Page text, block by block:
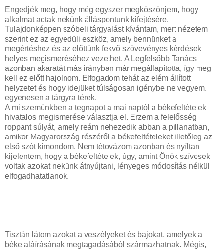
Engedjék meg, hogy még egyszer megköszönjem, hogy
alkalmat adtak nekünk álláspontunk kifejtésére.
Tulajdonképpen szóbeli tárgyalást kívántam, mert nézetem
szerint ez az egyedüli eszköz, amely bennünket a
megértéshez és az előttünk fekvő szövevényes kérdések
helyes megismeréséhez vezethet. A Legfelsőbb Tanács
azonban akaratát más irányban már megállapította, így meg
kell ez előtt hajolnom. Elfogadom tehát az elém állított
helyzetet és hogy idejüket túlságosan igénybe ne vegyem,
egyenesen a tárgyra térek.
A mi szemünkben a tegnapot a mai naptól a békefeltételek
hivatalos megismerése választja el. Érzem a felelősség
roppant súlyát, amely reám nehezedik abban a pillanatban,
amikor Magyarország részéről a békefeltételeket illetőleg az
első szót kimondom. Nem tétovázom azonban és nyíltan
kijelentem, hogy a békefeltételek, úgy, amint Önök szívesek
voltak azokat nekünk átnyújtani, lényeges módosítás nélkül
elfogadhatatlanok.
Tisztán látom azokat a veszélyeket és bajokat, amelyek a
béke aláírásának megtagadásából származhatnak. Mégis,